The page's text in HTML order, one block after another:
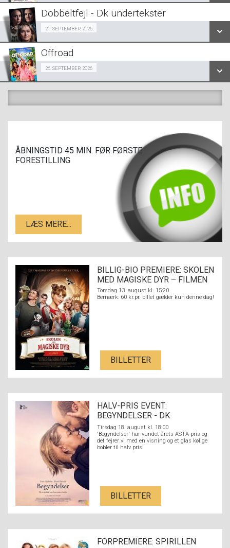
LÆS MERE
SE ALLE DAGE
LÆS MERE
Dobbeltfejl - Dk undertekster
21. SEPTEMBER 2026Forpremiere 21/09
SE ALLE DAGE
LÆS MERE
Offroad
26. SEPTEMBER 2026Snigpremiere 26/09
ÅBNINGSTID 45 MIN. FØR FØRSTE
FORESTILLING
LÆS MERE...
BILLIG-BIO PREMIERE: SKOLEN
MED MAGISKE DYR – FILMEN
Torsdag 13. august kl. 15:20
Bemærk: 60 kr.pr. billet gælder kun denne dag!
BILLETTER
HALV-PRIS EVENT:
BEGYNDELSER - DK
UNDERTEKSTER
Tirsdag 18. august kl. 18:00
'Begyndelser' har vundet årets ASTA-pris og
det fejrer vi med en visning og et glas kølige
bobler til halv pris!
BILLETTER
FORPREMIERE: SPIRILLEN